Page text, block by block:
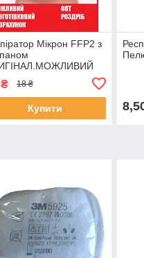
Мікрон FFP2 з
18 ₴
Купити